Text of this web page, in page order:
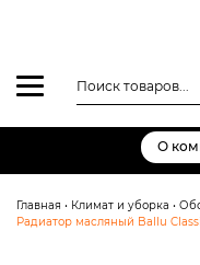
товаров
О
Главная • Климат и уборка •
Радиатор масляный Ballu